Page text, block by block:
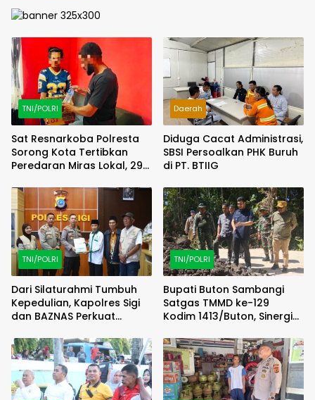
TNI/POLRI
Sat Resnarkoba Polresta
Sorong Kota Tertibkan
Peredaran Miras Lokal, 29
Daerah
Diduga Cacat Administrasi,
SBSI Persoalkan PHK Buruh
di PT. BTIIG
TNI/POLRI
Dari Silaturahmi Tumbuh
Kepedulian, Kapolres Sigi
dan BAZNAS Perkuat
TNI/POLRI
Bupati Buton Sambangi
Satgas TMMD ke-129
Kodim 1413/Buton, Sinergi
Menguat